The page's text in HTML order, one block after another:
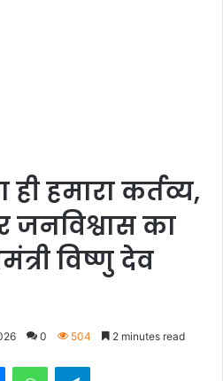
हमारा कर्तव्य,
जनविश्वास का
विष्णु देव
0 504 2 minutes read